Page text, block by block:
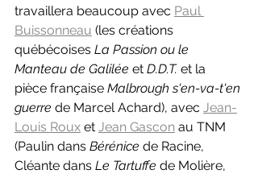
travaillera beaucoup avec Paul
Buissonneau (les créations
québécoises La Passion ou le
Manteau de Galilée et D.D.T. et la
pièce française Malbrough s'en-va-t'en
guerre de Marcel Achard), avec Jean-
Louis Roux et Jean Gascon au TNM
(Paulin dans Bérénice de Racine,
Cléante dans Le Tartuffe de Molière,